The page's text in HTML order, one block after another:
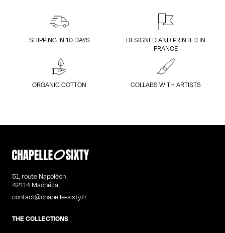
SHIPPING IN 10 DAYS
DESIGNED AND PRINTED IN
FRANCE
ORGANIC COTTON COLLABS WITH ARTISTS
51, route Napoléon
42114 Machézal
contact@chapelle-sixty.fr
THE COLLECTIONS